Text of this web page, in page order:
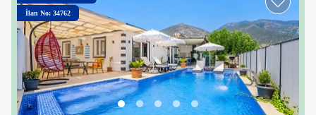
İlan No: 34762